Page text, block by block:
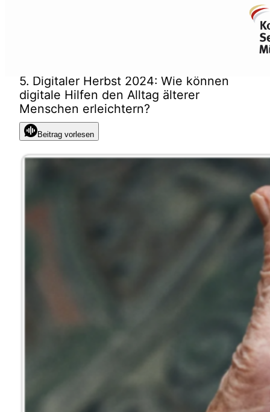
5. Digitaler Herbst 2024: Wie können
digitale Hilfen den Alltag älterer
Menschen erleichtern?
Beitrag vorlesen